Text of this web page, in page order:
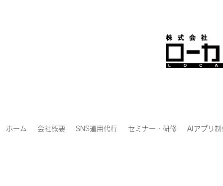
ホーム 会社概要 SNS運用代行 セミナー・研修 AIアプリ制